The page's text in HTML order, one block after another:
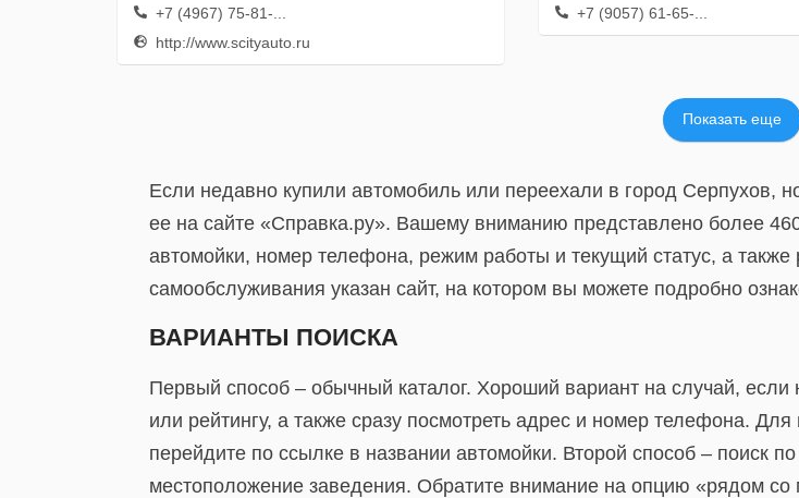
+7 (4967) 75-81-...
http://www.scityauto.ru
+7 (9057) 61-65-...
Показать еще
Если недавно купили автомобиль или переехали в город Серпухов,
ее на сайте «Справка.ру». Вашему вниманию представлено более
автомойки, номер телефона, режим работы и текущий статус, а также
самообслуживания указан сайт, на котором вы можете подробно
ВАРИАНТЫ ПОИСКА
Первый способ – обычный каталог. Хороший вариант на случай,
или рейтингу, а также сразу посмотреть адрес и номер телефона.
перейдите по ссылке в названии автомойки. Второй способ – поиск
местоположение заведения. Обратите внимание на опцию «рядом со